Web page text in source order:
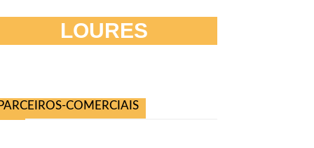
LOURES
PARCEIROS-COMERCIAIS